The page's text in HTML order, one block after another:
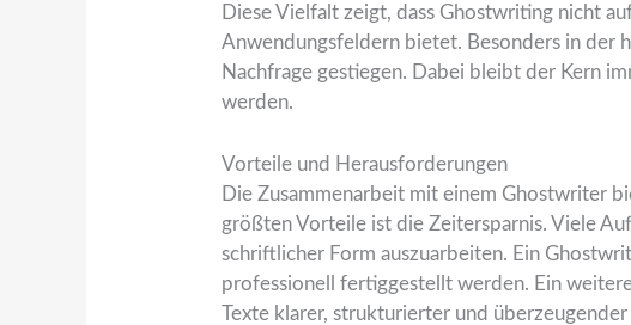
Diese Vielfalt zeigt, dass Ghostwriting nicht
Anwendungsfeldern bietet. Besonders in der
Nachfrage gestiegen. Dabei bleibt der Kern
werden.
Vorteile und Herausforderungen
Die Zusammenarbeit mit einem Ghostwriter
größten Vorteile ist die Zeitersparnis. Viele
schriftlicher Form auszuarbeiten. Ein
professionell fertiggestellt werden. Ein
Texte klarer, strukturierter und